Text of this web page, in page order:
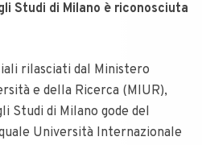
Studi di Milano è riconosciuta
rilasciati dal Ministero
e della Ricerca (MIUR),
Studi di Milano gode del
Università Internazionale